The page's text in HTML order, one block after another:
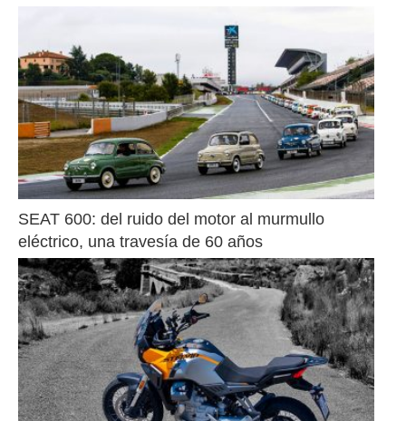
SEAT 600: del ruido del motor al murmullo
eléctrico, una travesía de 60 años